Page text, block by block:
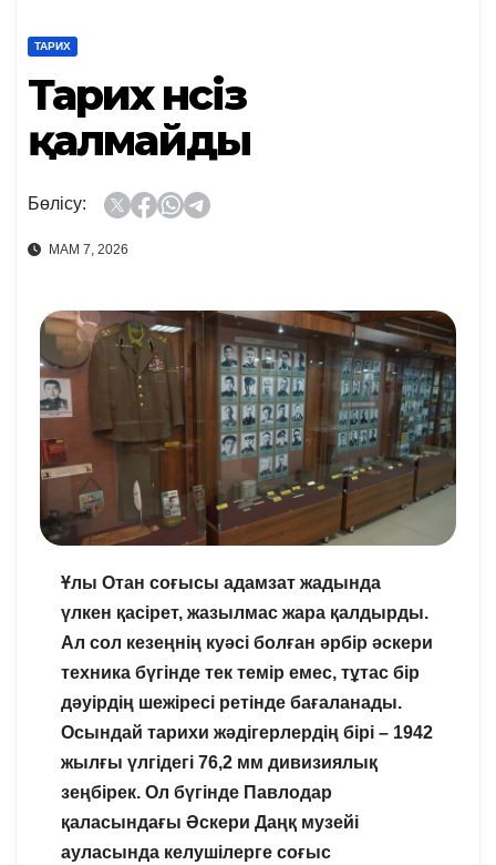
ТАРИХ
Тарих үнсіз
қалмайды
Бөлісу:
МАМ 7, 2026
Ұлы Отан соғысы адамзат жадында
үлкен қасірет, жазылмас жара қалдырды.
Ал сол кезеңнің куәсі болған әрбір әскери
техника бүгінде тек темір емес, тұтас бір
дәуірдің шежіресі ретінде бағаланады.
Осындай тарихи жәдігерлердің бірі – 1942
жылғы үлгідегі 76,2 мм дивизиялық
зеңбірек. Ол бүгінде Павлодар
қаласындағы Әскери Даңқ музейі
ауласында келушілерге соғыс